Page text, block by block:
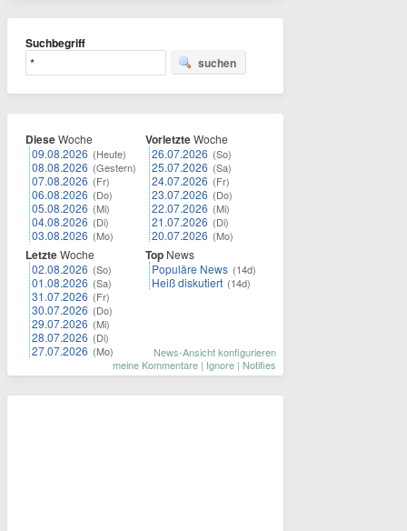
Suchbegriff
suchen
DieseWoche
09.08.2026 (Heute)
08.08.2026 (Gestern)
07.08.2026 (Fr)
06.08.2026 (Do)
05.08.2026 (Mi)
04.08.2026 (Di)
03.08.2026 (Mo)
LetzteWoche
02.08.2026 (So)
01.08.2026 (Sa)
31.07.2026 (Fr)
30.07.2026 (Do)
29.07.2026 (Mi)
28.07.2026 (Di)
27.07.2026 (Mo)
VorletzteWoche
26.07.2026 (So)
25.07.2026 (Sa)
24.07.2026 (Fr)
23.07.2026 (Do)
22.07.2026 (Mi)
21.07.2026 (Di)
20.07.2026 (Mo)
Top News
Populäre News (14d)
Heiß diskutiert (14d)
News-Ansicht konfigurieren
meine Kommentare | Ignore | Notifies